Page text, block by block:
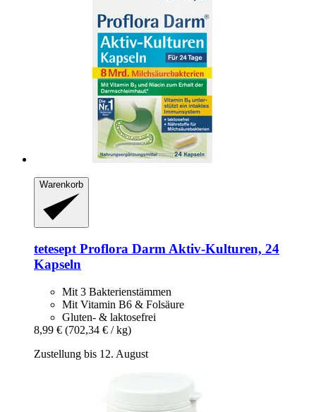
Warenkorb
tetesept Proflora Darm Aktiv-​Kulturen, 24
Kapseln
Mit 3 Bakterienstämmen
Mit Vitamin B6 & Folsäure
Gluten- & laktosefrei
8,99 € (702,34 € / kg)
Zustellung bis 12. August